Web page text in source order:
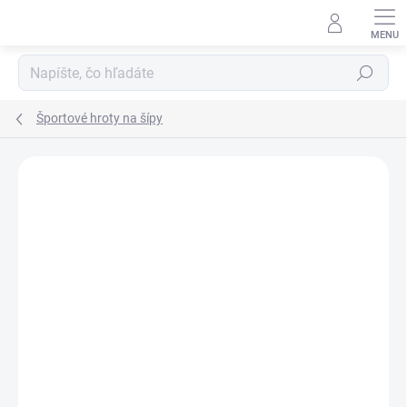
Hľadať
Športové hroty na šípy